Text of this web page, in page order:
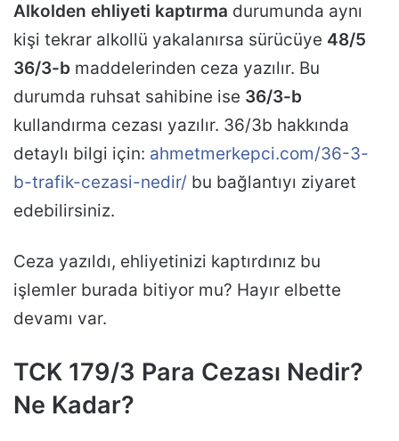
Alkolden ehliyeti kaptırma durumunda aynı
kişi tekrar alkollü yakalanırsa sürücüye 48/5
36/3-b maddelerinden ceza yazılır. Bu
durumda ruhsat sahibine ise 36/3-b
kullandırma cezası yazılır. 36/3b hakkında
detaylı bilgi için: ahmetmerkepci.com/36-3-
b-trafik-cezasi-nedir/ bu bağlantıyı ziyaret
edebilirsiniz.
Ceza yazıldı, ehliyetinizi kaptırdınız bu
işlemler burada bitiyor mu? Hayır elbette
devamı var.
TCK 179/3 Para Cezası Nedir?
Ne Kadar?